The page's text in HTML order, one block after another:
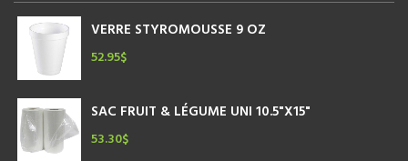
VERRE STYROMOUSSE 9 OZ
52.95$
SAC FRUIT & LÉGUME UNI 10.5"X15"
53.30$